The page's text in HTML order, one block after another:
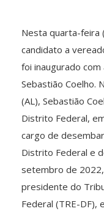
Nesta quarta-feira
candidato a
foi inaugurado
Sebastião Coelho.
(AL), Sebastião
Distrito Federal,
cargo de
Distrito Federal e
setembro de
presidente do
Federal (TRE-